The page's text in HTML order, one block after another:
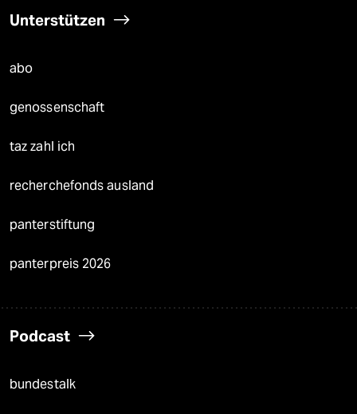
Unterstützen
abo
genossenschaft
taz zahl ich
recherchefonds ausland
panterstiftung
panterpreis 2026
Podcast
bundestalk